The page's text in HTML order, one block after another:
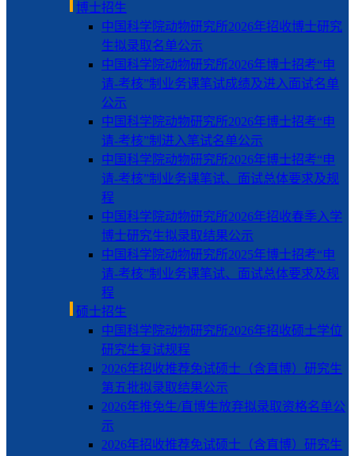
博士招生
中国科学院动物研究所2026年招收博士研究
生拟录取名单公示
中国科学院动物研究所2026年博士招考“申
请-考核”制业务课笔试成绩及进入面试名单
公示
中国科学院动物研究所2026年博士招考“申
请-考核”制进入笔试名单公示
中国科学院动物研究所2026年博士招考“申
请-考核”制业务课笔试、面试总体要求及规
程
中国科学院动物研究所2026年招收春季入学
博士研究生拟录取结果公示
中国科学院动物研究所2025年博士招考“申
请-考核”制业务课笔试、面试总体要求及规
程
硕士招生
中国科学院动物研究所2026年招收硕士学位
研究生复试规程
2026年招收推荐免试硕士（含直博）研究生
第五批拟录取结果公示
2026年推免生/直博生放弃拟录取资格名单公
示
2026年招收推荐免试硕士（含直博）研究生